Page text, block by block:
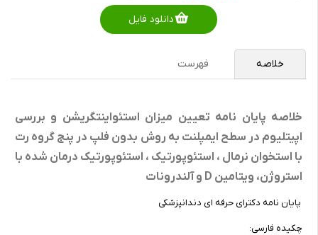
دانلود فایل
خلاصه فهرست
خلاصه پایان نامه تعیین میزان استئواینتگریشن و بررسی
اپیتلیوم در سطح ایمپلنت به روش بدون فلپ در پنج گروه رت
با استخوان نرمال ، استئوپورتیک ، استئوپورتیک درمان شده با
استروژن، ویتامین D و آلندرونات
پایان نامه دکترای حرفه ای دندانپزشکی
چکیده فارسی: